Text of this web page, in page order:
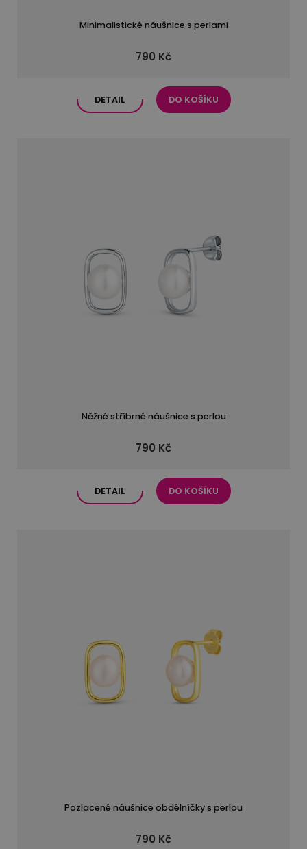
Minimalistické náušnice s perlami
790 Kč
DETAIL DO KOŠÍKU
Něžné stříbrné náušnice s perlou
790 Kč
DETAIL DO KOŠÍKU
Pozlacené náušnice obdélníčky s perlou
790 Kč